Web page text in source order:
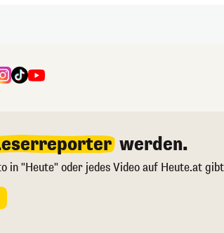
werden.
in "Heute" oder jedes Video auf Heute.at